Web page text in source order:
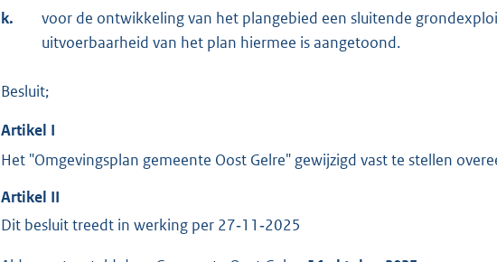
k.
voor de ontwikkeling van het plangebied een sluitende
uitvoerbaarheid van het plan hiermee is aangetoond.
Besluit;
Artikel I
Het "Omgevingsplan gemeente Oost Gelre" gewijzigd vast te stellen
Artikel II
Dit besluit treedt in werking per 27‑11‑2025